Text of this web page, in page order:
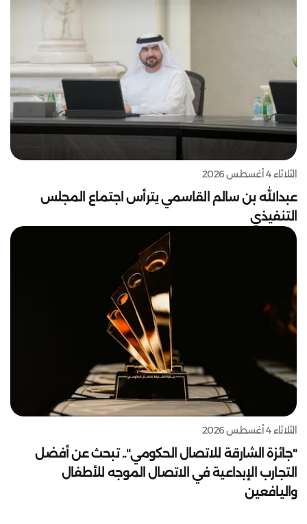
الثلاثاء 4 أغسطس 2026
عبدالله بن سالم القاسمي يترأس اجتماع المجلس
التنفيذي
الثلاثاء 4 أغسطس 2026
"جائزة الشارقة للاتصال الحكومي".. تبحث عن أفضل
التجارب الإبداعية في الاتصال الموجه للأطفال
واليافعين